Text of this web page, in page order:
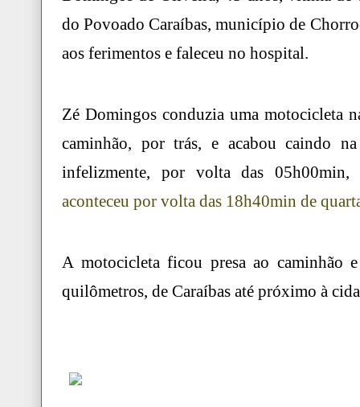
do Povoado Caraíbas, município de
aos ferimentos e faleceu no hospital.
Zé Domingos conduzia uma motocicleta
caminhão, por trás, e acabou caindo
infelizmente, por volta das
aconteceu por volta das 18h40min de
A motocicleta ficou presa ao caminhão
quilômetros, de Caraíbas até próximo à